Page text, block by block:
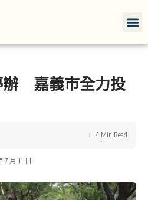
辦 嘉義市全力投
7 月 11 日
4 Min Read